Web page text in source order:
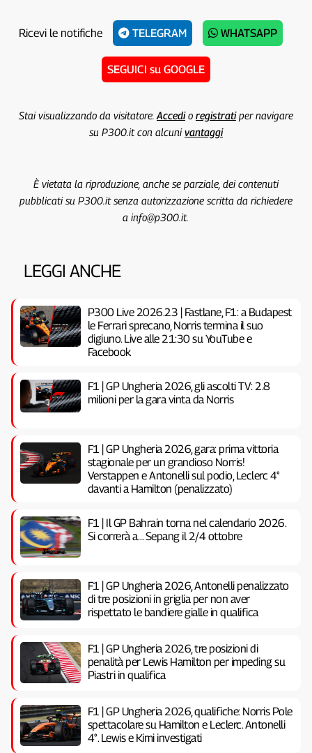
Ricevi le notifiche TELEGRAM WHATSAPP
SEGUICI su GOOGLE
Stai visualizzando da visitatore. Accedio registratiper navigare
su P300.it con alcunivantaggi
È vietata la riproduzione, anche se parziale, dei contenuti
pubblicati su P300.it senza autorizzazione scritta da richiedere
a info@p300.it.
LEGGI ANCHE
P300 Live 2026.23 | Fastlane, F1: a Budapest
le Ferrari sprecano, Norris termina il suo
digiuno. Live alle 21:30 su YouTube e
Facebook
F1 | GP Ungheria 2026, gli ascolti TV: 2.8
milioni per la gara vinta da Norris
F1 | GP Ungheria 2026, gara: prima vittoria
stagionale per un grandioso Norris!
Verstappen e Antonelli sul podio, Leclerc 4°
davanti a Hamilton (penalizzato)
F1 | Il GP Bahrain torna nel calendario 2026.
Si correrà a… Sepang il 2/4 ottobre
F1 | GP Ungheria 2026, Antonelli penalizzato
di tre posizioni in griglia per non aver
rispettato le bandiere gialle in qualifica
F1 | GP Ungheria 2026, tre posizioni di
penalità per Lewis Hamilton per impeding su
Piastri in qualifica
F1 | GP Ungheria 2026, qualifiche: Norris Pole
spettacolare su Hamilton e Leclerc. Antonelli
4°. Lewis e Kimi investigati